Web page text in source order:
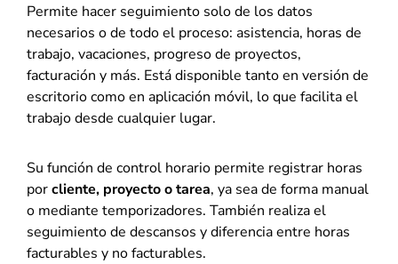
Permite hacer seguimiento solo de los datos
necesarios o de todo el proceso: asistencia, horas de
trabajo, vacaciones, progreso de proyectos,
facturación y más. Está disponible tanto en versión de
escritorio como en aplicación móvil, lo que facilita el
trabajo desde cualquier lugar.
Su función de control horario permite registrar horas
porcliente, proyecto o tarea, ya sea de forma manual
o mediante temporizadores. También realiza el
seguimiento de descansos y diferencia entre horas
facturables y no facturables.